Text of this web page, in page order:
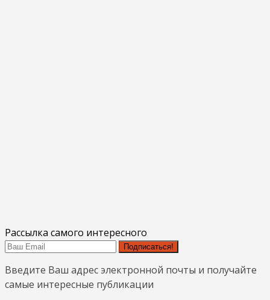
Рассылка самого интересного
Подписаться!
Введите Ваш адрес электронной почты и получайте
самые интересные публикации